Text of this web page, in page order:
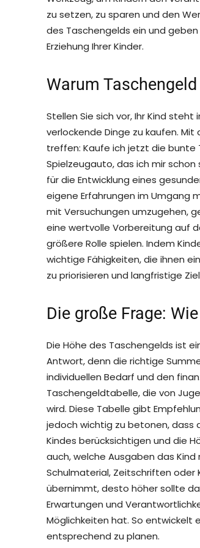
zu setzen, zu sparen und den
des Taschengelds ein und
Erziehung Ihrer Kinder.
Warum
Stellen Sie sich vor, Ihr Kind
verlockende Dinge zu kaufen.
treffen: Kaufe ich jetzt die bunte
Spielzeugauto, das ich mir
für die Entwicklung eines
eigene Erfahrungen im Umgang
mit Versuchungen umzugehen,
eine wertvolle Vorbereitung auf
größere Rolle spielen. Indem
wichtige Fähigkeiten, die ihnen
zu priorisieren und langfristige
Die große Frage:
Die Höhe des Taschengelds ist
Antwort, denn die richtige
individuellen Bedarf und den
Taschengeldtabelle, die von
wird. Diese Tabelle gibt
jedoch wichtig zu betonen, dass
Kindes berücksichtigen und die
auch, welche Ausgaben das
Schulmaterial, Zeitschriften oder
übernimmt, desto höher sollte
Erwartungen und
Möglichkeiten hat. So entwickelt
entsprechend zu planen.